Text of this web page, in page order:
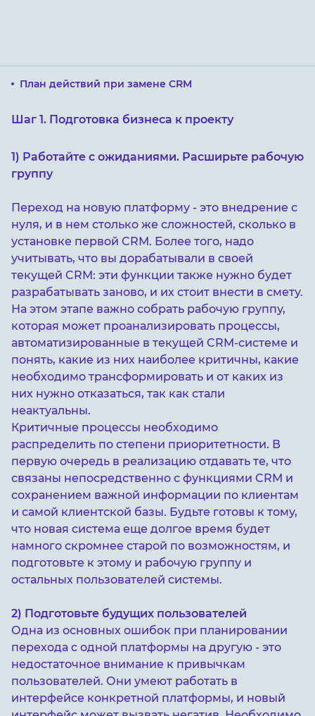
План действий при замене CRM
Шаг 1. Подготовка бизнеса к проекту
1) Работайте с ожиданиями. Расширьте рабочую
группу
Переход на новую платформу - это внедрение с
нуля, и в нем столько же сложностей, сколько в
установке первой CRM. Более того, надо
учитывать, что вы дорабатывали в своей
текущей CRM: эти функции также нужно будет
разрабатывать заново, и их стоит внести в смету.
На этом этапе важно собрать рабочую группу,
которая может проанализировать процессы,
автоматизированные в текущей CRM-системе и
понять, какие из них наиболее критичны, какие
необходимо трансформировать и от каких из
них нужно отказаться, так как стали
неактуальны.
Критичные процессы необходимо
распределить по степени приоритетности. В
первую очередь в реализацию отдавать те, что
связаны непосредственно с функциями CRM и
сохранением важной информации по клиентам
и самой клиентской базы. Будьте готовы к тому,
что новая система еще долгое время будет
намного скромнее старой по возможностям, и
подготовьте к этому и рабочую группу и
остальных пользователей системы.
2) Подготовьте будущих пользователей
Одна из основных ошибок при планировании
перехода с одной платформы на другую - это
недостаточное внимание к привычкам
пользователей. Они умеют работать в
интерфейсе конкретной платформы, и новый